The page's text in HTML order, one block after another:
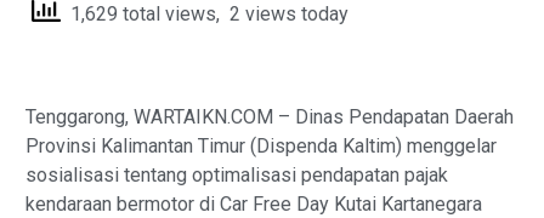
1,629 total views, 2 views today
Tenggarong, WARTAIKN.COM – Dinas Pendapatan Daerah
Provinsi Kalimantan Timur (Dispenda Kaltim) menggelar
sosialisasi tentang optimalisasi pendapatan pajak
kendaraan bermotor di Car Free Day Kutai Kartanegara